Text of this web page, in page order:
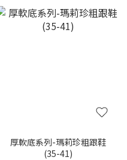
厚軟底系列-瑪莉珍粗跟鞋
(35-41)